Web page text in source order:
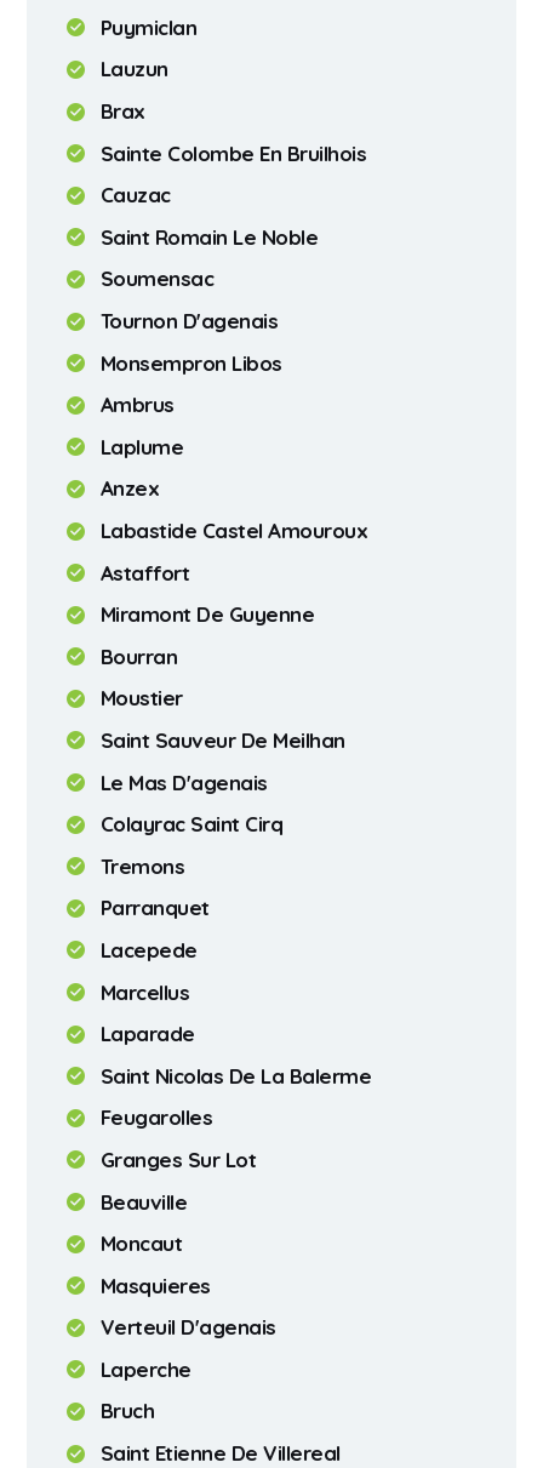
Puymiclan
Lauzun
Brax
Sainte Colombe En Bruilhois
Cauzac
Saint Romain Le Noble
Soumensac
Tournon D'agenais
Monsempron Libos
Ambrus
Laplume
Anzex
Labastide Castel Amouroux
Astaffort
Miramont De Guyenne
Bourran
Moustier
Saint Sauveur De Meilhan
Le Mas D'agenais
Colayrac Saint Cirq
Tremons
Parranquet
Lacepede
Marcellus
Laparade
Saint Nicolas De La Balerme
Feugarolles
Granges Sur Lot
Beauville
Moncaut
Masquieres
Verteuil D'agenais
Laperche
Bruch
Saint Etienne De Villereal